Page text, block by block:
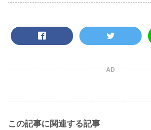
AD
この記事に関連する記事